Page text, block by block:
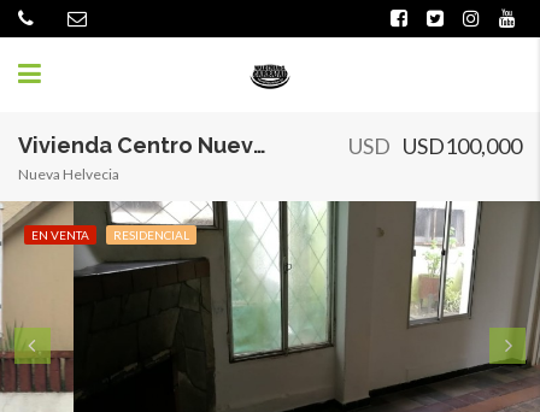
Vivienda Centro Nueva Helvecia
Nueva Helvecia
USD USD100,000
EN VENTA RESIDENCIAL